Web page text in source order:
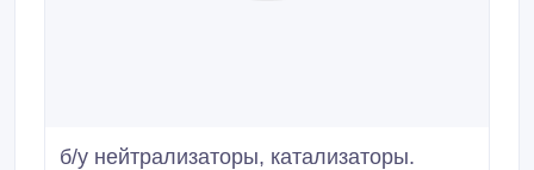
б/у нейтрализаторы, катализаторы.